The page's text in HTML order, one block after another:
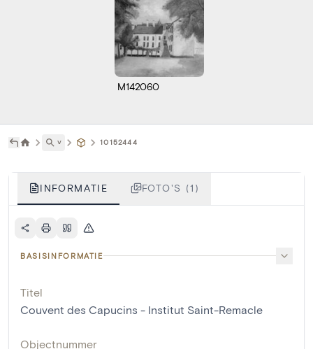
M142060
˅ 10152444
INFORMATIE FOTO'S (1)
BASISINFORMATIE
Titel
Couvent des Capucins - Institut Saint-Remacle
Objectnummer